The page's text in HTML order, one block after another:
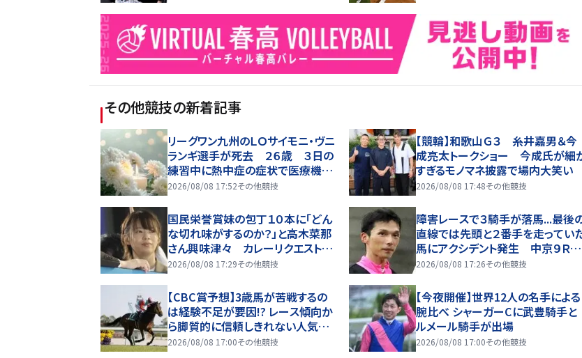
その他競技の新着記事
リーグワン九州のＬＯサイモニ・ヴニ
ランギ選手が死去 ２６歳 ３日の
練習中に熱中症の症状で医療機関
へ搬送
2026/08/08 17:52その他競技
【競輪】和歌山Ｇ３ 糸井嘉男＆今
成亮太トークショー 今成氏が細
すぎるモノマネ披露で場内大笑い
2026/08/08 17:48その他競技
国民栄誉賞妹の包丁１０本に「どん
な切れ味がするのか？」と高木菜那
さん興味津々 カレーリクエストに
はまさかの返答も「朝ごはんを多め
2026/08/08 17:29その他競技
障害レースで３騎手が落馬...最後
直線では先頭と２番手を走ってい
馬にアクシデント発生 中京９Ｒの
障害オープン
2026/08/08 17:26その他競技
【CBC賞予想】3歳馬が苦戦するの
は経験不足が要因!? レース傾向か
ら脚質的に信頼しきれない人気の
一角とは
2026/08/08 17:00その他競技
【今夜開催】世界12人の名手による
腕比べ シャーガーCに武豊騎手と
ルメール騎手が出場
2026/08/08 17:00その他競技